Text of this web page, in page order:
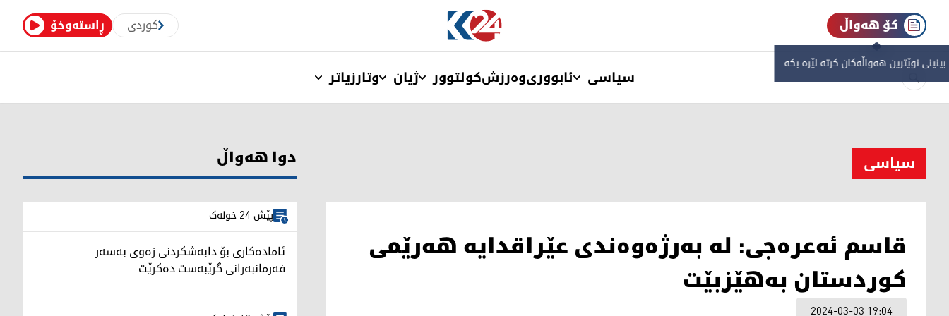
ڕاستەوخۆ کوردی کۆ هەواڵ
نوێترین هەواڵەکان کرتە لێرە بکە
سیاسی ئابووریوەرزشکولتوور ژیان وتارزیاتر
سیاسی
قاسم ئه‌عره‌جی: له‌ به‌رژه‌وه‌ندی عێراقدایه‌ هه‌رێمی
كوردستان به‌هێزبێت
2024-03-03 19:04
دوا هەواڵ
پێش 24 خولەک
ئامادەکاری بۆ دابەشکردنی زەوی بەسەر
فەرمانبەرانی گرێبەست دەکرێت